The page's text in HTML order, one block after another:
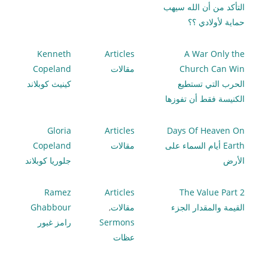
التأكد من أن الله سيهب
حماية لأولادي ؟؟
A War Only the
Church Can Win
الحرب التي تستطيع
الكنيسة فقط أن تفوزها
Articles
مقالات
Kenneth
Copeland
كينيث كوبلاند
Days Of Heaven On
Earth أيام السماء على
الأرض
Articles
مقالات
Gloria
Copeland
جلوريا كوبلاند
The Value Part 2
القيمة والمقدار الجزء
Articles
مقالات,
Sermons
عظات
Ramez
Ghabbour
رامز غبور